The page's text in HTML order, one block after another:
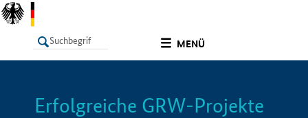
MENÜ
LISTE Info
Erfolgreiche GRW-Projekte